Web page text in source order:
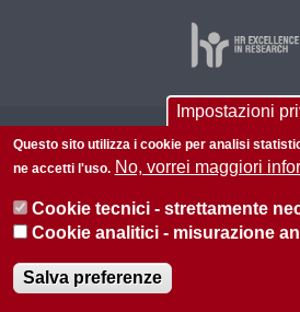
© 2026 Università di Padova - Tutti
P.I. 00742430283 C.F.
Informazioni su questo sito
Impostazioni
Questo sito utilizza i cookie per analisi
ne accetti l'uso. No, vorrei maggiori
Cookie tecnici - strettamente
Cookie analitici - misurazione
Salva preferenze